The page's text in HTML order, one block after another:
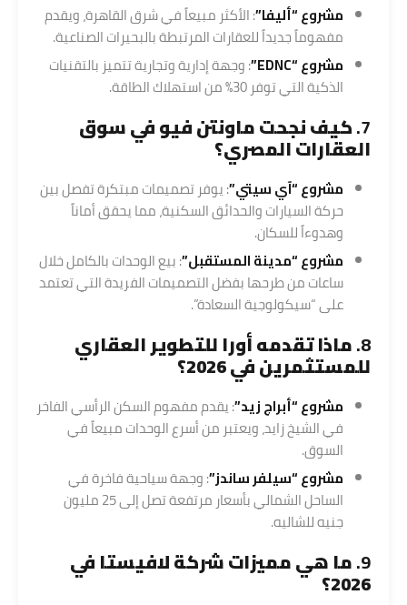
مشروع “أليفا”: الأكثر مبيعاً في شرق القاهرة، ويقدم
مفهوماً جديداً للعقارات المرتبطة بالبحيرات الصناعية.
مشروع “EDNC”
: وجهة إدارية وتجارية تتميز بالتقنيات
الذكية التي توفر 30% من استهلاك الطاقة.
7. كيف نجحت ماونتن فيو في سوق
العقارات المصري؟
مشروع “آي سيتي”: يوفر تصميمات مبتكرة تفصل بين
حركة السيارات والحدائق السكنية، مما يحقق أماناً
وهدوءاً للسكان.
مشروع “مدينة المستقبل”: بيع الوحدات بالكامل خلال
ساعات من طرحها بفضل التصميمات الفريدة التي تعتمد
على “سيكولوجية السعادة”.
8. ماذا تقدمه أورا للتطوير العقاري
للمستثمرين في 2026؟
مشروع “أبراج زيد”: يقدم مفهوم السكن الرأسي الفاخر
في الشيخ زايد، ويعتبر من أسرع الوحدات مبيعاً في
السوق.
مشروع “سيلفر ساندز”: وجهة سياحية فاخرة في
الساحل الشمالي بأسعار مرتفعة تصل إلى 25 مليون
جنيه للشاليه.
9. ما هي مميزات شركة لافيستا في
2026؟